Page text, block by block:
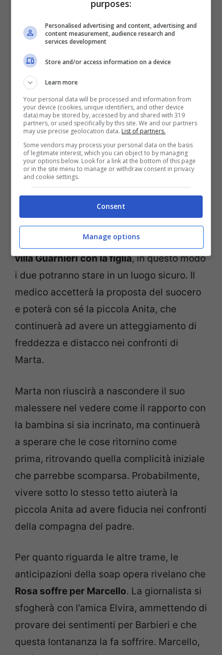
Anticipazioni Il Paradiso delle Signore, puntate 14-18
aprile: Umberto aiuta Enrico (RaiPlay) – viagginews.com
Il commendatore, infatti, deciderà di
intervenire e non stare a guardare.
Umberto proporrà ad Enrico di
villa Guarnieri con la figlia, in questo modo
i due potranno stare in un luogo sicuro. Il
medico accetterà la proposta del suocero
e poterà con sé la piccola Anita, che
continuerà ad avere un atteggiamento di
freddezza e distacco nei confronti di
Marta.
Marta non riuscirà a nascondere il suo
malessere nel vedere come il rapporto con
la bambina si sia incrinato, ma continuerà
a sperare che le cose ritornino come
prima, ritrovando quella complicità iniziale
che parrebbe scomparsa. Probabilmente,
vivere sotto lo stesso tetto aiuterà la
piccola Anita ad avere fiducia nei confronti
della compagna del padre.
Per quanto riguarda le altre trame, le
anticipazioni della soap opera rivelano che
Rosa soffre per Marcello. La giornalista si
sfogherà con l’amica Elvira, ammettendo di
provare dei sentimenti per Barbieri e che
questa lontananza la fa soffrire. Marcello,
purposes:
Personalised advertising and content, advertising and
content measurement, audience research and
services development
Store and/or access information on a device
Learn more
Your personal data will be processed and information from
your device (cookies, unique identifiers, and other device
data) may be stored by, accessed by and shared with 319
partners, or used specifically by this site. We and our partners
may use precise geolocation data. List of partners.
Some vendors may process your personal data on the basis
of legitimate interest, which you can object to by managing
your options below. Look for a link at the bottom of this page
or in the site menu to manage or withdraw consent in privacy
and cookie settings.
Consent
Manage options